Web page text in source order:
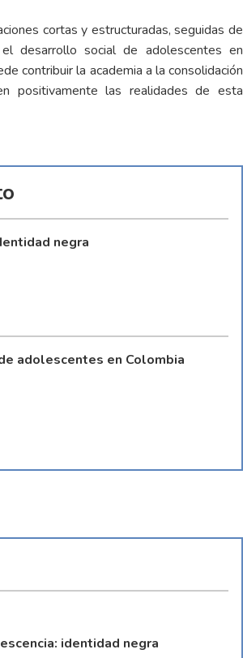
cortas y estructuradas, seguidas de
desarrollo social de adolescentes en
contribuir la academia a la consolidación
positivamente las realidades de esta
negra
adolescentes en Colombia
identidad negra